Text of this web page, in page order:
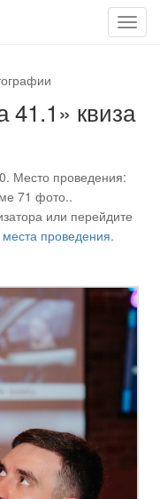
41.1» квиза
Место проведения:
71 фото..
или перейдите
проведения.